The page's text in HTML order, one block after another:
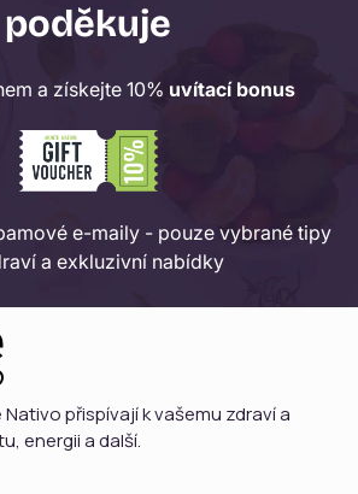
poděkuje
a získejte 10% uvítací bonus
e-maily - pouze vybrané tipy
a exkluzivní nabídky
přispívají k vašemu zdraví a
energii a další.